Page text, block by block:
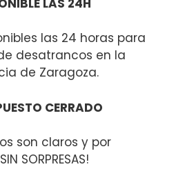
LAS 24H
las 24 horas para
desatrancos en la
de Zaragoza.
CERRADO
son claros y por
SORPRESAS!